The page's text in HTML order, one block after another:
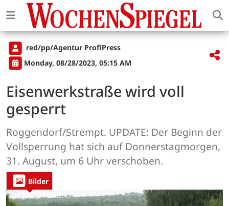
red/pp/Agentur ProfiPress
Monday, 08/28/2023, 05:15 AM
Eisenwerkstraße wird voll
gesperrt
Roggendorf/Strempt. UPDATE: Der Beginn der
Vollsperrung hat sich auf Donnerstagmorgen,
31. August, um 6 Uhr verschoben.
Bilder